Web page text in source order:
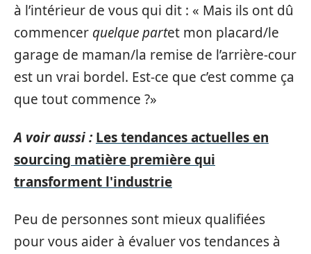
à l’intérieur de vous qui dit : « Mais ils ont dû
commencer quelque partet mon placard/le
garage de maman/la remise de l’arrière-cour
est un vrai bordel. Est-ce que c’est comme ça
que tout commence ?»
A voir aussi : Les tendances actuelles en
sourcing matière première qui
transforment l'industrie
Peu de personnes sont mieux qualifiées
pour vous aider à évaluer vos tendances à